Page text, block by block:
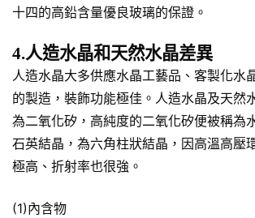
十四的高鉛含量優良玻璃的保證。
4.人造水晶和天然水晶差異
人造水晶大多供應水晶工藝品、客製化水
的製造，裝飾功能極佳。人造水晶及天然
為二氧化矽，高純度的二氧化矽便被稱為
石英結晶，為六角柱狀結晶，因高溫高壓
極高、折射率也很強。
(1)內含物